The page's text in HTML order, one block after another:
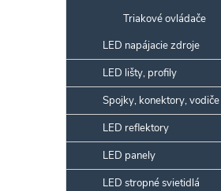
Triakové ovládače
LED napájacie zdroje
LED lišty, profily
Spojky, konektory, vodiče
LED reflektory
LED panely
LED stropné svietidlá